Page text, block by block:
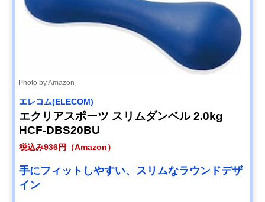
Photo by Amazon
エレコム(ELECOM)
エクリアスポーツ スリムダンベル 2.0kg
HCF-DBS20BU
税込み936円（Amazon）
手にフィットしやすい、スリムなラウンドデザ
イン